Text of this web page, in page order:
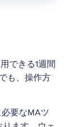
できる1週間
も、操作方
要なMAツ